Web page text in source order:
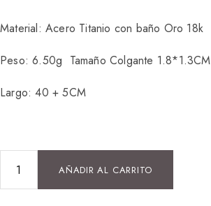
Material: Acero Titanio con baño Oro 18k
Peso: 6.50g Tamaño Colgante 1.8*1.3CM
Largo: 40 + 5CM
AÑADIR AL CARRITO